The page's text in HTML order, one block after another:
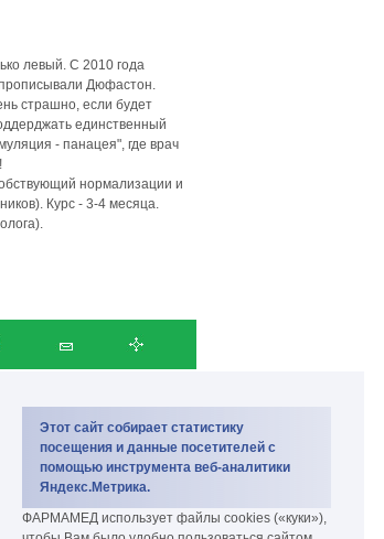
Этот сайт собирает статистику
посещения и данные посетителей с
помощью инструмента веб-аналитики
Яндекс.Метрика.
ФАРМАМЕД использует файлы cookies («куки»),
левый. С 2010 года
Дюфастон.
страшно, если будет
единственный
- панацея", где врач
нормализации и
Курс - 3-4 месяца.